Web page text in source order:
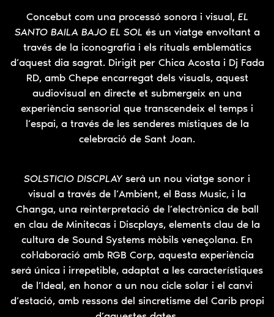
Concebut com una processó sonora i visual, EL
SANTO BAILA BAJO EL SOL és un viatge envoltant a
través de la iconografia i els rituals emblemàtics
d’aquest dia sagrat. Dirigit per Chica Acosta i Dj Fada
RD, amb Chepe encarregat dels visuals, aquest
audiovisual en directe et submergeix en una
experiència sensorial que transcendeix el temps i
l’espai, a través de les senderes místiques de la
celebració de Sant Joan.
SOLSTICIO DISCPLAYserà un nou viatge sonor i
visual a través de l’Ambient, el Bass Music, i la
Changa, una reinterpretació de l’electrònica de ball
en clau de Minitecas i Discplays, elements clau de la
cultura de Sound Systems mòbils veneçolana. En
col·laboració amb RGB Corp, aquesta experiència
serà única i irrepetible, adaptat a les característiques
de l’Ideal, en honor a un nou cicle solar i el canvi
d’estació, amb ressons del sincretisme del Carib propi